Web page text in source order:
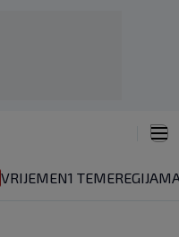
VRIJEMEN1 TEMEREGIJA